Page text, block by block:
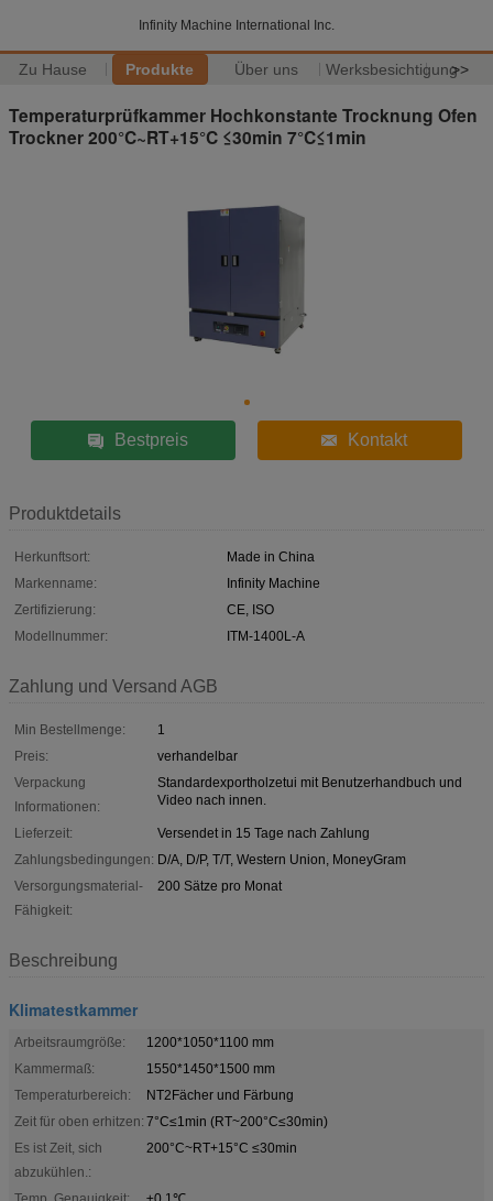
Infinity Machine International Inc.
Zu Hause Produkte Über uns Werksbesichtigung>>
Temperaturprüfkammer Hochkonstante Trocknung Ofen
Trockner 200°C~RT+15°C ≤30min 7°C≤1min
Bestpreis Kontakt
Produktdetails
Herkunftsort:
Made in China
Markenname:
Infinity Machine
Zertifizierung:
CE, ISO
Modellnummer:
ITM-1400L-A
Zahlung und Versand AGB
Min Bestellmenge:
1
Preis:
verhandelbar
Verpackung
Informationen:
Standardexportholzetui mit Benutzerhandbuch und
Video nach innen.
Lieferzeit:
Versendet in 15 Tage nach Zahlung
Zahlungsbedingungen: D/A, D/P, T/T, Western Union, MoneyGram
Versorgungsmaterial-
Fähigkeit:
200 Sätze pro Monat
Beschreibung
Klimatestkammer
Arbeitsraumgröße:
1200*1050*1100 mm
Kammermaß:
1550*1450*1500 mm
Temperaturbereich:
NT2Fächer und Färbung
Zeit für oben erhitzen: 7°C≤1min (RT~200°C≤30min)
Es ist Zeit, sich
abzukühlen.:
200°C~RT+15°C ≤30min